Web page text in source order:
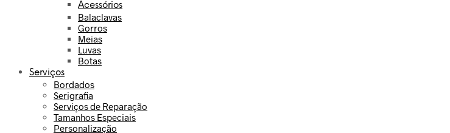
Acessórios
Balaclavas
Gorros
Meias
Luvas
Botas
Serviços
Bordados
Serigrafia
Serviços de Reparação
Tamanhos Especiais
Personalização